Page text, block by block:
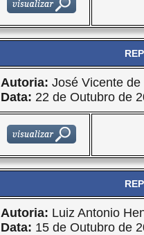
Autoria: José Vicente de
Data: 22 de Outubro de
Autoria: Luiz Antonio
Data: 15 de Outubro de